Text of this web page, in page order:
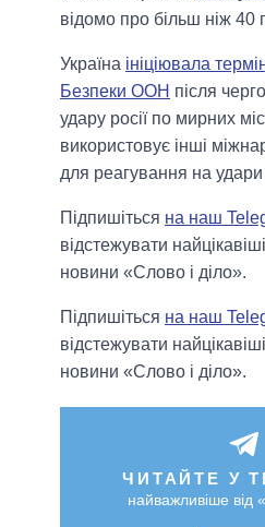
відомо про більш ніж 40
Україна ініціювала
Безпеки ООН після
удару росії по мирних
використовує інші
для реагування на удари
Підпишіться на наш
відстежувати
новини «Слово і діло».
Підпишіться на наш
відстежувати
новини «Слово і діло».
ЧИТАЙТЕ У
найважливіше від